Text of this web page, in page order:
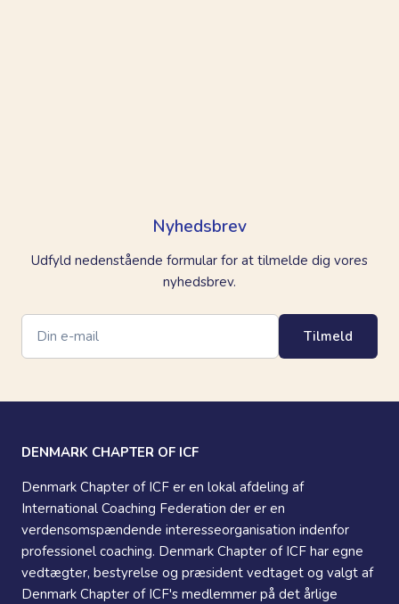
Nyhedsbrev
Udfyld nedenstående formular for at tilmelde dig vores
nyhedsbrev.
Tilmeld
DENMARK CHAPTER OF ICF
Denmark Chapter of ICF er en lokal afdeling af
International Coaching Federation der er en
verdensomspændende interesseorganisation indenfor
professionel coaching. Denmark Chapter of ICF har egne
vedtægter, bestyrelse og præsident vedtaget og valgt af
Denmark Chapter of ICF's medlemmer på det årlige